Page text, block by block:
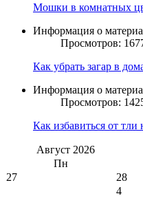
Мошки в комнатных
Информация о
Просмотров:
Как убрать загар в
Информация о
Просмотров:
Как избавиться от тли
Август 2026
Пн
27
28
4